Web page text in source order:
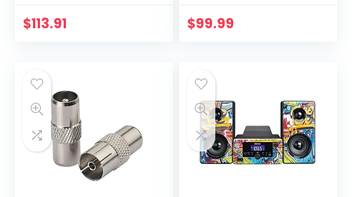
$113.91
cd-speler, 20 watt
afstandsbediening,
zwart
$99.99